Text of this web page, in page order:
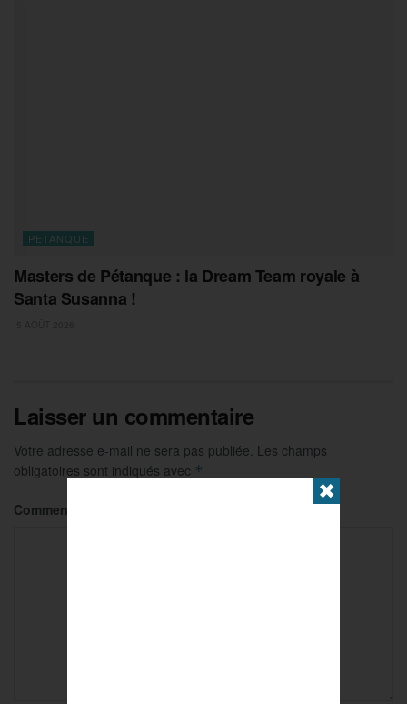
PETANQUE
Masters de Pétanque : la Dream Team royale à
Santa Susanna !
Laisser un commentaire
Votre adresse e-mail ne sera pas publiée. Les champs
obligatoires sont indiqués avec *
Commentaire
✖